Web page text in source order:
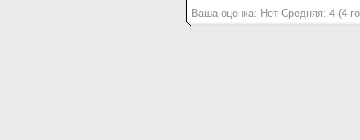
Ваша оценка: Нет Средняя: 4 (4